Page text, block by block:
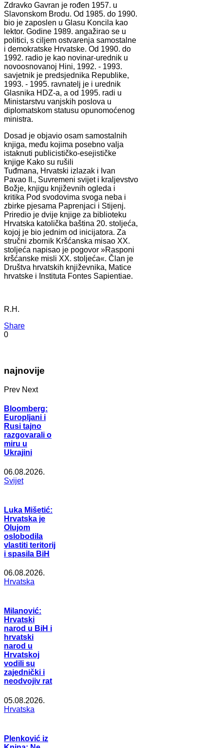
Zdravko Gavran je rođen 1957. u
Slavonskom Brodu. Od 1985. do 1990.
bio je zaposlen u Glasu Koncila kao
lektor. Godine 1989. angažirao se u
politici, s ciljem ostvarenja samostalne
i demokratske Hrvatske. Od 1990. do
1992. radio je kao novinar-urednik u
novoosnovanoj Hini, 1992. - 1993.
savjetnik je predsjednika Republike,
1993. - 1995. ravnatelj je i urednik
Glasnika HDZ-a, a od 1995. radi u
Ministarstvu vanjskih poslova u
diplomatskom statusu opunomoćenog
ministra.
Dosad je objavio osam samostalnih
knjiga, među kojima posebno valja
istaknuti publicističko-esejističke
knjige Kako su rušili
Tuđmana, Hrvatski izlazak i Ivan
Pavao II., Suvremeni svijet i kraljevstvo
Božje, knjigu književnih ogleda i
kritika Pod svodovima svoga neba i
zbirke pjesama Paprenjaci i Stijenj.
Priredio je dvije knjige za biblioteku
Hrvatska katolička baština 20. stoljeća,
kojoj je bio jednim od inicijatora. Za
stručni zbornik Kršćanska misao XX.
stoljeća napisao je pogovor »Rasponi
kršćanske misli XX. stoljeća«. Član je
Društva hrvatskih književnika, Matice
hrvatske i Instituta Fontes Sapientiae.
R.H.
Share
0
najnovije
Prev Next
Bloomberg:
Europljani i
Rusi tajno
razgovarali o
miru u
Ukrajini
06.08.2026.
Svijet
Luka Mišetić:
Hrvatska je
Olujom
oslobodila
vlastiti teritorij
i spasila BiH
06.08.2026.
Hrvatska
Milanović:
Hrvatski
narod u BiH i
hrvatski
narod u
Hrvatskoj
vodili su
zajednički i
neodvojiv rat
05.08.2026.
Hrvatska
Plenković iz